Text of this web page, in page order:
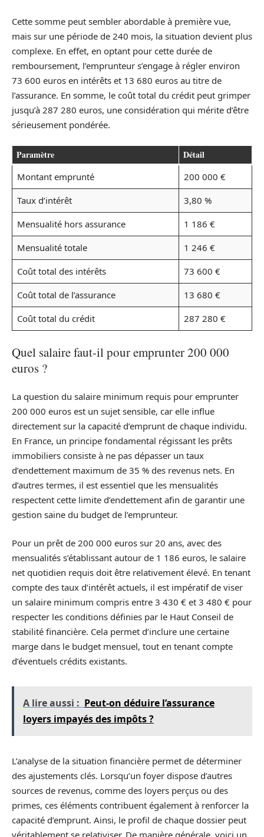
Cette somme peut sembler abordable à première vue,
mais sur une période de 240 mois, la situation devient plus
complexe. En effet, en optant pour cette durée de
remboursement, l’emprunteur s’engage à régler environ
73 600 euros en intérêts et 13 680 euros au titre de
l’assurance. En somme, le coût total du crédit peut grimper
jusqu’à 287 280 euros, une considération qui mérite d’être
sérieusement pondérée.
Paramètre Détail
Montant emprunté
200 000 €
Taux d’intérêt
3,80 %
Mensualité hors assurance
1 186 €
Mensualité totale
1 246 €
Coût total des intérêts
73 600 €
Coût total de l’assurance
13 680 €
Coût total du crédit
287 280 €
Quel salaire faut-il pour emprunter 200 000
euros ?
La question du salaire minimum requis pour emprunter
200 000 euros est un sujet sensible, car elle influe
directement sur la capacité d’emprunt de chaque individu.
En France, un principe fondamental régissant les prêts
immobiliers consiste à ne pas dépasser un taux
d’endettement maximum de 35 % des revenus nets. En
d’autres termes, il est essentiel que les mensualités
respectent cette limite d’endettement afin de garantir une
gestion saine du budget de l’emprunteur.
Pour un prêt de 200 000 euros sur 20 ans, avec des
mensualités s’établissant autour de 1 186 euros, le salaire
net quotidien requis doit être relativement élevé. En tenant
compte des taux d’intérêt actuels, il est impératif de viser
un salaire minimum compris entre 3 430 € et 3 480 € pour
respecter les conditions définies par le Haut Conseil de
stabilité financière. Cela permet d’inclure une certaine
marge dans le budget mensuel, tout en tenant compte
d’éventuels crédits existants.
A lire aussi : Peut-on déduire l’assurance
loyers impayés des impôts ?
L’analyse de la situation financière permet de déterminer
des ajustements clés. Lorsqu’un foyer dispose d’autres
sources de revenus, comme des loyers perçus ou des
primes, ces éléments contribuent également à renforcer la
capacité d’emprunt. Ainsi, le profil de chaque dossier peut
véritablement se relativiser. De manière générale, voici un